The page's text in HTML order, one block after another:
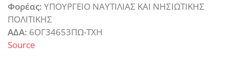
Φορέας: ΥΠΟΥΡΓΕΙΟ ΝΑΥΤΙΛΙΑΣ ΚΑΙ ΝΗΣΙΩΤΙΚΗΣ
ΠΟΛΙΤΙΚΗΣ
ΑΔΑ: 6ΟΓ34653ΠΩ-ΤΧΗ
Source